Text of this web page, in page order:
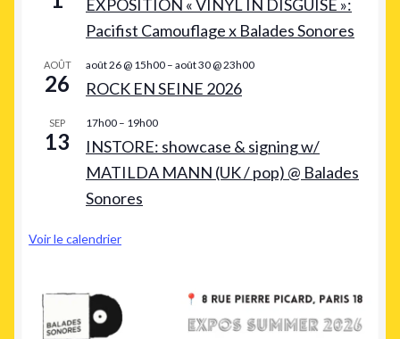
EXPOSITION « VINYL IN DISGUISE »:
Pacifist Camouflage x Balades Sonores
AOÛT
26
août 26 @ 15h00 – août 30 @ 23h00
ROCK EN SEINE 2026
SEP
13
17h00 – 19h00
INSTORE: showcase & signing w/
MATILDA MANN (UK / pop) @ Balades
Sonores
Voir le calendrier